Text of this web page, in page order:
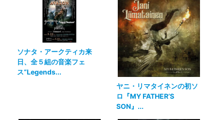
ソナタ・アークティカ来
日、全５組の音楽フェ
ス“Legends...
ヤニ・リマタイネンの初ソ
ロ『MY FATHER’S
SON』...